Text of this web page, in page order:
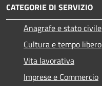
CATEGORIE DI SERVIZIO
Anagrafe e stato civile
Cultura e tempo libero
Vita lavorativa
Imprese e Commercio